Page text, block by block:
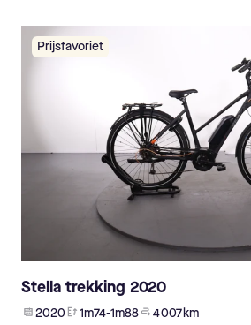
Prijsfavoriet
Stella trekking 2020
2020 1m74-1m88 4 007 km